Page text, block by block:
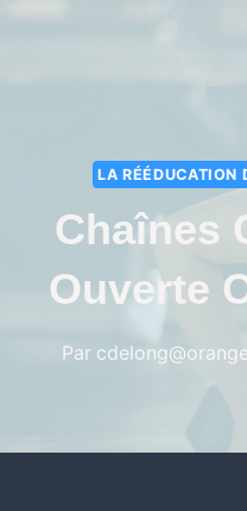
LA RÉÉDUCATION
Chaînes
Ouverte
Par